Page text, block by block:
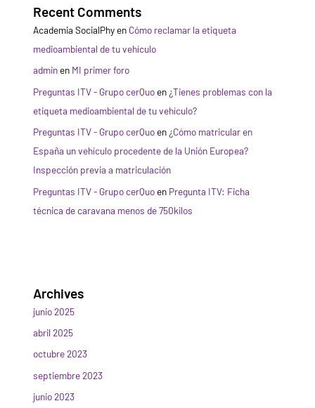
Recent Comments
Academia SocialPhyen Cómo reclamar la etiqueta
medioambiental de tu vehículo
adminen MI primer foro
Preguntas ITV - Grupo cerQuoen ¿Tienes problemas con la
etiqueta medioambiental de tu vehículo?
Preguntas ITV - Grupo cerQuoen ¿Cómo matricular en
España un vehículo procedente de la Unión Europea?
Inspección previa a matriculación
Preguntas ITV - Grupo cerQuoen Pregunta ITV: Ficha
técnica de caravana menos de 750kilos
Archives
junio 2025
abril 2025
octubre 2023
septiembre 2023
junio 2023